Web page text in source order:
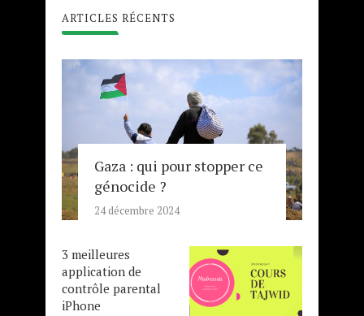
ARTICLES RÉCENTS
Gaza : qui pour stopper ce
génocide ?
24 décembre 2024
3 meilleures
application de
contrôle parental
iPhone